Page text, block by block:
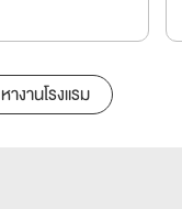
หางานโรงแรม